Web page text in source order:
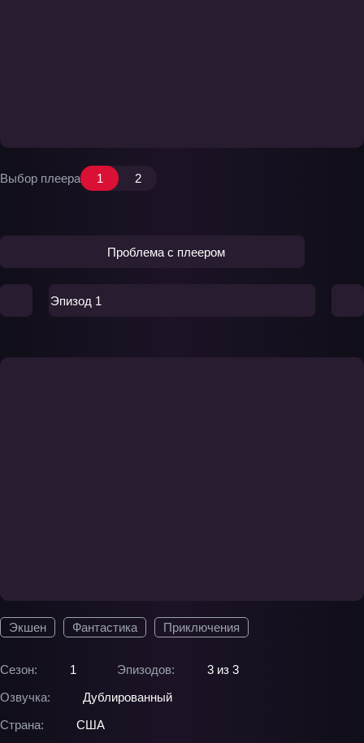
Экшен Фантастика Приключения
Сезон: 1 Эпизодов:
3 из 3
Озвучка:
Дублированный
Страна:
США
Выбор плеера 1 2
Проблема с плеером
Эпизод 1